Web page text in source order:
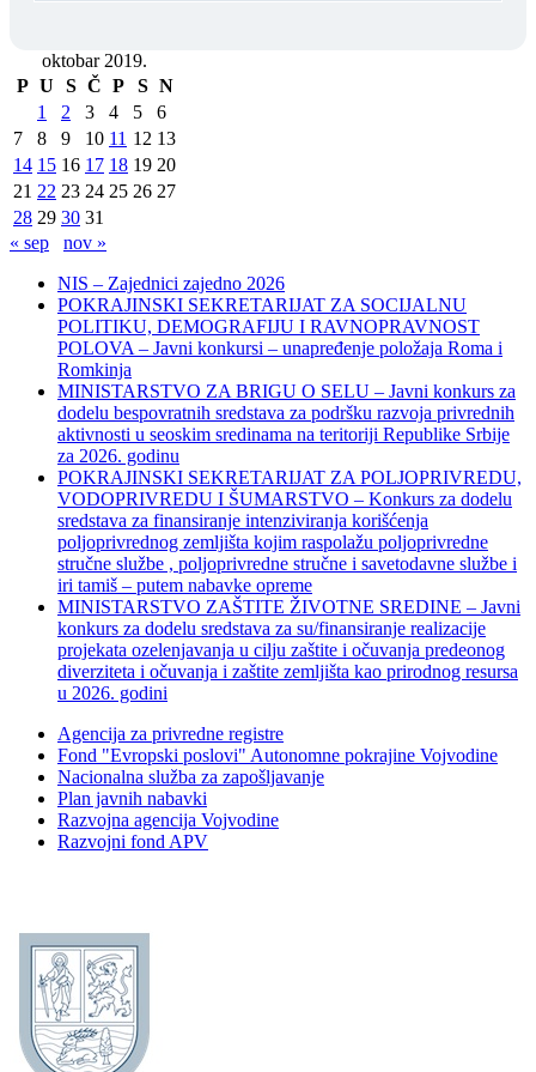
oktobar 2019.
P U S Č P S N
1
2 3 4 5
6
7
8 9 10 11 12 13
14 15 16 17 18 19 20
21 22 23 24 25 26 27
28 29 30 31
« sep
nov »
NIS – Zajednici zajedno 2026
POKRAJINSKI SEKRETARIJAT ZA SOCIJALNU
POLITIKU, DEMOGRAFIJU I RAVNOPRAVNOST
POLOVA – Javni konkursi – unapređenje položaja Roma i
Romkinja
MINISTARSTVO ZA BRIGU O SELU – Javni konkurs za
dodelu bespovratnih sredstava za podršku razvoja privrednih
aktivnosti u seoskim sredinama na teritoriji Republike Srbije
za 2026. godinu
POKRAJINSKI SEKRETARIJAT ZA POLJOPRIVREDU,
VODOPRIVREDU I ŠUMARSTVO – Konkurs za dodelu
sredstava za finansiranje intenziviranja korišćenja
poljoprivrednog zemljišta kojim raspolažu poljoprivredne
stručne službe , poljoprivredne stručne i savetodavne službe i
iri tamiš ‒ putem nabavke opreme
MINISTARSTVO ZAŠTITE ŽIVOTNE SREDINE – Javni
konkurs za dodelu sredstava za su/finansiranje realizacije
projekata ozelenjavanja u cilju zaštite i očuvanja predeonog
diverziteta i očuvanja i zaštite zemljišta kao prirodnog resursa
u 2026. godini
Agencija za privredne registre
Fond "Evropski poslovi" Autonomne pokrajine Vojvodine
Nacionalna služba za zapošljavanje
Plan javnih nabavki
Razvojna agencija Vojvodine
Razvojni fond APV